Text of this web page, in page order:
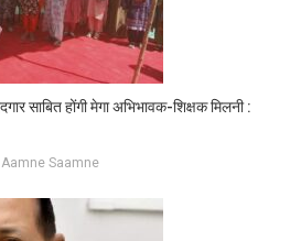
साबित होंगी मेगा अभिभावक-शिक्षक मिलनी :
Aamne Saamne